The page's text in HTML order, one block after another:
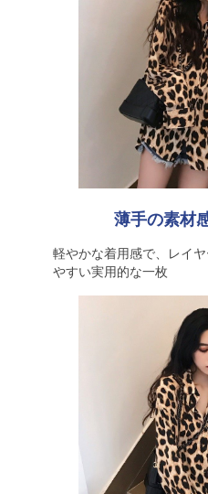
薄手の素材
軽やかな着用感で、レイ
やすい実用的な一枚